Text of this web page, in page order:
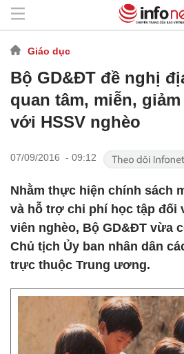
Giáo dục
Bộ GD&ĐT đề nghị
quan tâm, miễn,
với HSSV nghèo
07/09/2016 - 09:12
Nhằm thực hiện chính sách
và hỗ trợ chi phí học tập đối
viên nghèo, Bộ GD&ĐT vừa
Chủ tịch Ủy ban nhân dân
trực thuộc Trung ương.